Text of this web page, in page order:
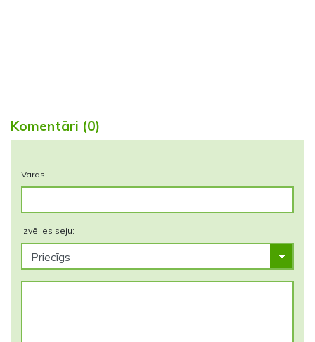
Komentāri (0)
Vārds:
Izvēlies seju: